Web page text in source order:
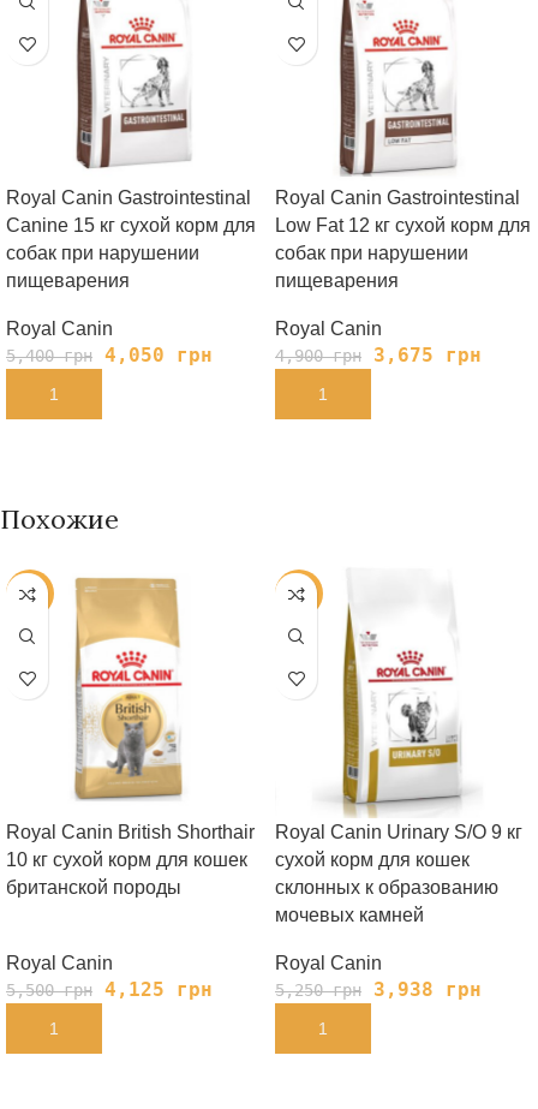
Royal Canin Gastrointestinal
Canine 15 кг сухой корм для
собак при нарушении
пищеварения
Royal Canin
5,400грн 4,050 грн
В КОРЗИНУ
Royal Canin Gastrointestinal
Low Fat 12 кг сухой корм для
собак при нарушении
пищеварения
Royal Canin
4,900грн 3,675 грн
В КОРЗИНУ
Похожие
-25%
Royal Canin British Shorthair
10 кг сухой корм для кошек
британской породы
Royal Canin
5,500грн 4,125 грн
В КОРЗИНУ
-25%
Royal Canin Urinary S/O 9 кг
сухой корм для кошек
склонных к образованию
мочевых камней
Royal Canin
5,250грн 3,938 грн
В КОРЗИНУ